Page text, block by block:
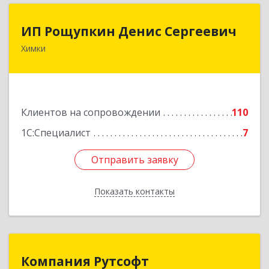
ИП Рощупкин Денис Сергеевич
Химки
Клиентов на сопровождении
110
1С:Специалист
7
Отправить заявку
Показать контакты
141402, Московская обл, г.о. Химки, Химки г,
Отправить заявку
Назад
Компания Рутсофт
Компания Рутсофт